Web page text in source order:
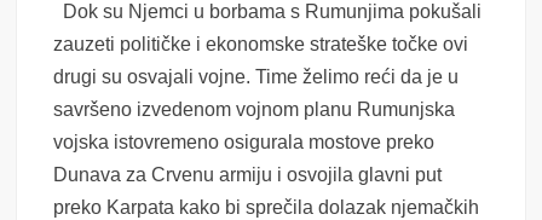
Dok su Njemci u borbama s Rumunjima pokušali
zauzeti političke i ekonomske strateške točke ovi
drugi su osvajali vojne. Time želimo reći da je u
savršeno izvedenom vojnom planu Rumunjska
vojska istovremeno osigurala mostove preko
Dunava za Crvenu armiju i osvojila glavni put
preko Karpata kako bi sprečila dolazak njemačkih